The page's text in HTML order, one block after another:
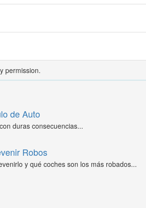
permission.
de Auto
duras consecuencias...
Robos
y qué coches son los más robados...